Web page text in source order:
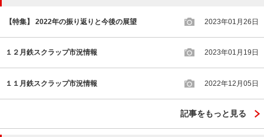
【特集】 2022年の振り返りと今後の展望 2023年01月26日
１２月鉄スクラップ市況情報 2023年01月19日
１１月鉄スクラップ市況情報 2022年12月05日
記事をもっと見る